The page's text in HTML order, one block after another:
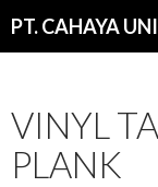
PT. CAHAYA
VINYL
PLANK